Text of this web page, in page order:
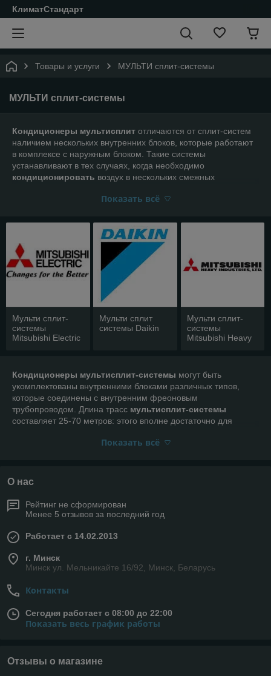
КлиматСтандарт
Товары и услуги МУЛЬТИ сплит-системы
МУЛЬТИ сплит-системы
Кондиционеры мультисплит отличаются от сплит-систем
наличием нескольких внутренних блоков, которые работают
в комплексе с наружным блоком. Такие системы
устанавливают в тех случаях, когда необходимо
кондиционировать воздух в нескольких смежных
влажность воздуха в этих помещениях должны быть
Показать всё
Мульти сплит-
системы
Mitsubishi Electric
Мульти сплит
системы Daikin
Мульти сплит-
системы
Mitsubishi Heavy
Кондиционеры мультисплит-системы могут быть
укомплектованы внутренними блоками различных типов,
которые соединены с внутренним фреоновым
трубопроводом. Длина трасс мультисплит-системы
составляет 25-70 метров: этого вполне достаточно для
коттедже или магазине.
централизованное охлаждение: в случае поломки наружного
установки такой системы кондиционирования превышает
стоимость установки обычной сплит-системы из-за большой
протяженности коммуникаций.
При выборе мультисплит-системы стоит обратить внимание
на таких производителей как
Electric,Gree илиDaikin. Оборудование для
функциональностью и удобством эксплуатации.
Показать всё
О нас
Рейтинг не сформирован
Менее 5 отзывов за последний год
Работает с 14.02.2013
г. Минск
Минск ул. Мельникайте 16/92, Минск, Беларусь
Контакты
Сегодня работает с 08:00 до 22:00
Показать весь график работы
Отзывы о магазине